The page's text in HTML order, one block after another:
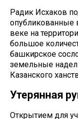
Радик Исхаков
опубликованные
веке на
большое
башкирское
земельные
Казанского
Утерянная
Открытием для